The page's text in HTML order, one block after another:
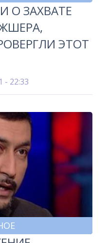
О ЗАХВАТЕ
ЭТОТ
- 22:33